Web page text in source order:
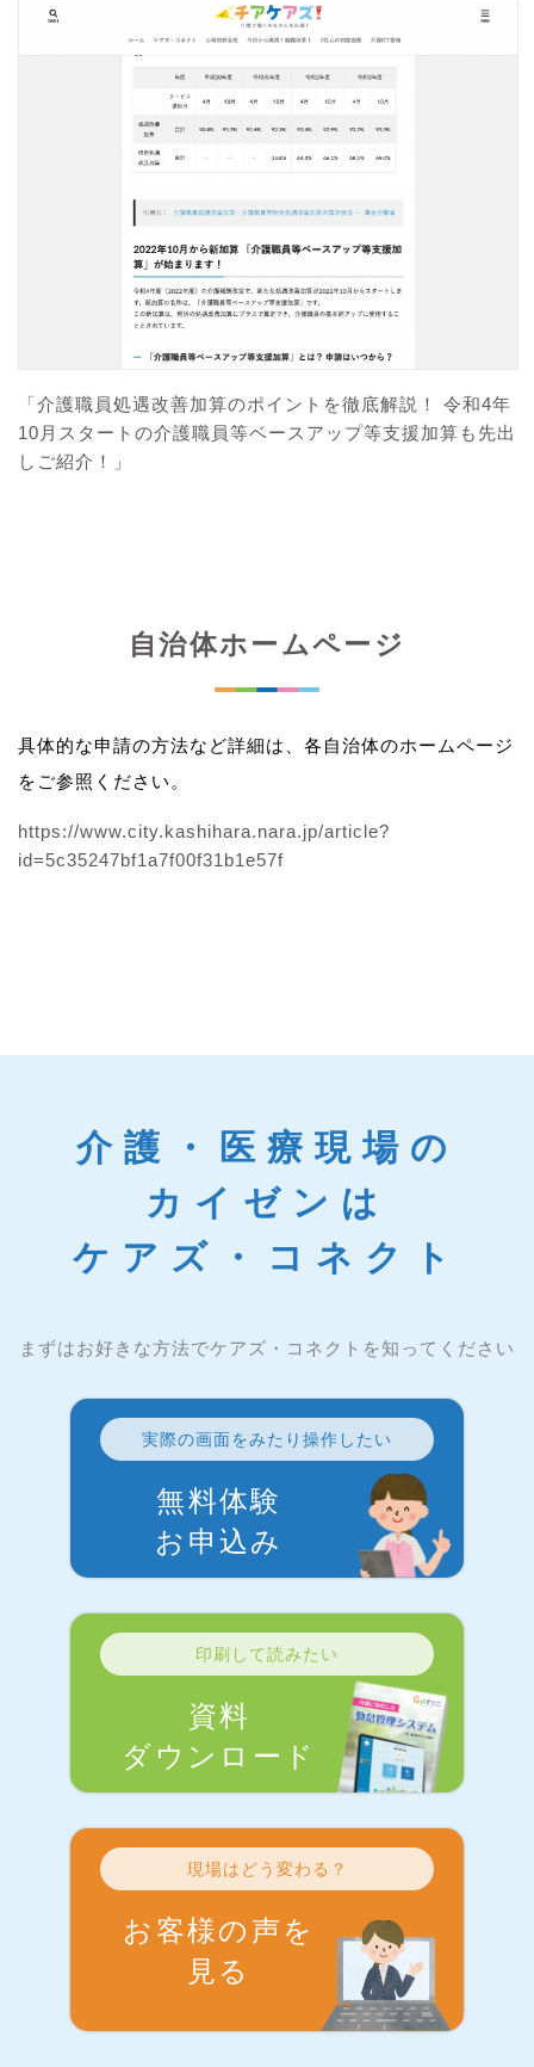
「介護職員処遇改善加算のポイントを徹底解説！ 令和4年
10月スタートの介護職員等ベースアップ等支援加算も先出
しご紹介！」
自治体ホームページ
具体的な申請の方法など詳細は、各自治体のホームページ
をご参照ください。
https://www.city.kashihara.nara.jp/article?
id=5c35247bf1a7f00f31b1e57f
介護・医療現場の
カイゼンは
ケアズ・コネクト
まずはお好きな方法でケアズ・コネクトを知ってください
実際の画面をみたり操作したい
無料体験
お申込み
印刷して読みたい
資料
ダウンロード
現場はどう変わる？
お客様の声を
見る